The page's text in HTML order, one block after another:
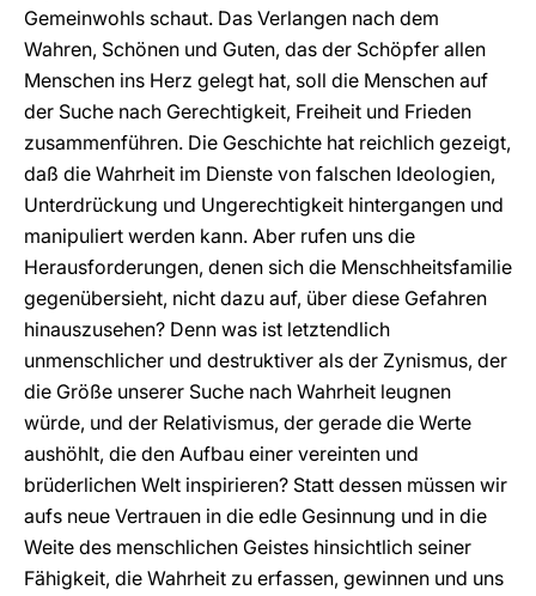
Gemeinwohls schaut. Das Verlangen nach dem
Wahren, Schönen und Guten, das der Schöpfer allen
Menschen ins Herz gelegt hat, soll die Menschen auf
der Suche nach Gerechtigkeit, Freiheit und Frieden
zusammenführen. Die Geschichte hat reichlich gezeigt,
daß die Wahrheit im Dienste von falschen Ideologien,
Unterdrückung und Ungerechtigkeit hintergangen und
manipuliert werden kann. Aber rufen uns die
Herausforderungen, denen sich die Menschheitsfamilie
gegenübersieht, nicht dazu auf, über diese Gefahren
hinauszusehen? Denn was ist letztendlich
unmenschlicher und destruktiver als der Zynismus, der
die Größe unserer Suche nach Wahrheit leugnen
würde, und der Relativismus, der gerade die Werte
aushöhlt, die den Aufbau einer vereinten und
brüderlichen Welt inspirieren? Statt dessen müssen wir
aufs neue Vertrauen in die edle Gesinnung und in die
Weite des menschlichen Geistes hinsichtlich seiner
Fähigkeit, die Wahrheit zu erfassen, gewinnen und uns